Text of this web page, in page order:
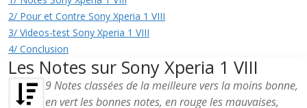
2/ Pour et Contre Sony Xperia 1 VIII
3/ Videos-test Sony Xperia 1 VIII
4/ Conclusion
Les Notes sur Sony Xperia 1 VIII
9Notes classées de la meilleure vers la moins bonne,
en vert les bonnes notes, en rouge les mauvaises,